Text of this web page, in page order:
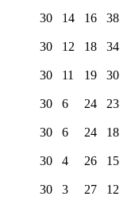
30 14 16 38
30 12 18 34
30 11 19 30
30 6 24 23
30 6 24 18
30 4 26 15
30 3 27 12